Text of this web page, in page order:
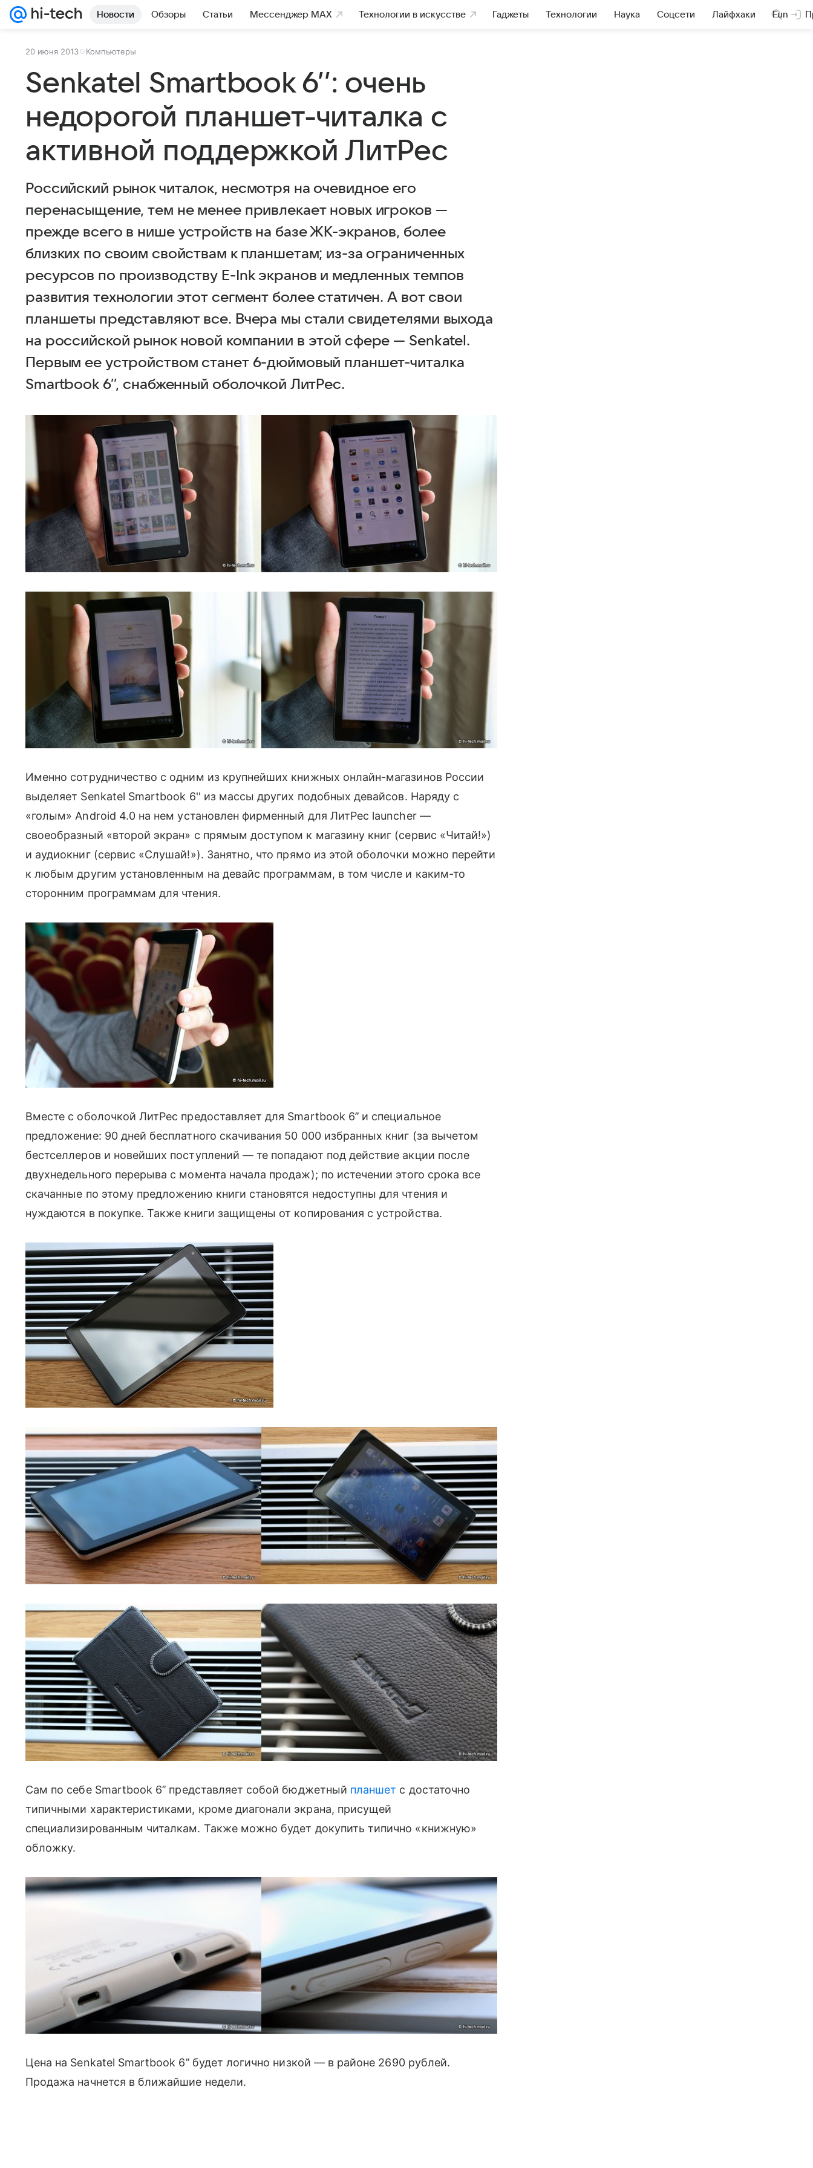
Новости Обзоры Статьи Мессенджер MAX Технологии в искусстве Гаджеты Технологии Наука Соцсети Лайфхаки Fun
20 июня 2013 Компьютеры
Senkatel Smartbook 6’’: очень
недорогой планшет-читалка с
активной поддержкой ЛитРес
Российский рынок читалок, несмотря на очевидное его
перенасыщение, тем не менее привлекает новых игроков —
прежде всего в нише устройств на базе ЖК-экранов, более
близких по своим свойствам к планшетам; из-за ограниченных
ресурсов по производству E-Ink экранов и медленных темпов
развития технологии этот сегмент более статичен. А вот свои
планшеты представляют все. Вчера мы стали свидетелями выхода
на российской рынок новой компании в этой сфере — Senkatel.
Первым ее устройством станет 6-дюймовый планшет-читалка
Smartbook 6’’, снабженный оболочкой ЛитРес.
Именно сотрудничество с одним из крупнейших книжных онлайн-магазинов России
выделяет Senkatel Smartbook 6'' из массы других подобных девайсов. Наряду с
«голым» Android 4.0 на нем установлен фирменный для ЛитРес launcher —
своеобразный «второй экран» с прямым доступом к магазину книг (сервис «Читай!»)
и аудиокниг (сервис «Слушай!»). Занятно, что прямо из этой оболочки можно перейти
к любым другим установленным на девайс программам, в том числе и каким-то
сторонним программам для чтения.
Вместе с оболочкой ЛитРес предоставляет для Smartbook 6’’ и специальное
предложение: 90 дней бесплатного скачивания 50 000 избранных книг (за вычетом
бестселлеров и новейших поступлений — те попадают под действие акции после
двухнедельного перерыва с момента начала продаж); по истечении этого срока все
скачанные по этому предложению книги становятся недоступны для чтения и
нуждаются в покупке. Также книги защищены от копирования с устройства.
Сам по себе Smartbook 6’’ представляет собой бюджетный планшет с достаточно
типичными характеристиками, кроме диагонали экрана, присущей
специализированным читалкам. Также можно будет докупить типично «книжную»
обложку.
Цена на Senkatel Smartbook 6’’ будет логично низкой — в районе 2690 рублей.
Продажа начнется в ближайшие недели.